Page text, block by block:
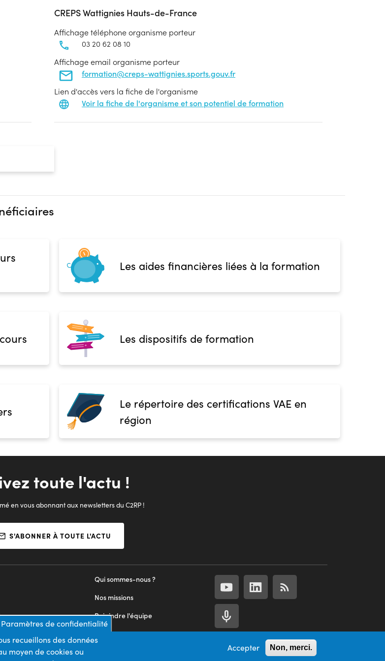
CREPS Wattignies Hauts-de-France
Affichage téléphone organisme porteur
03 20 62 08 10
Affichage email organisme porteur
formation@creps-wattignies.sports.gouv.fr
Lien d'accès vers la fiche de l'organisme
Voir la fiche de l'organisme et son potentiel de formation
Les aides financières liées à la formation
Les dispositifs de formation
Le répertoire des certifications VAE en
région
toute l'actu !
en vous abonnant aux newsletters du C2RP !
S'ABONNER À TOUTE L'ACTU
Qui sommes-nous ?
Nos missions
Rejoindre l'équipe
Nous contacter
Paramètres de confidentialité
recueillons des données
moyen de cookies ou
Accepter Non, merci.